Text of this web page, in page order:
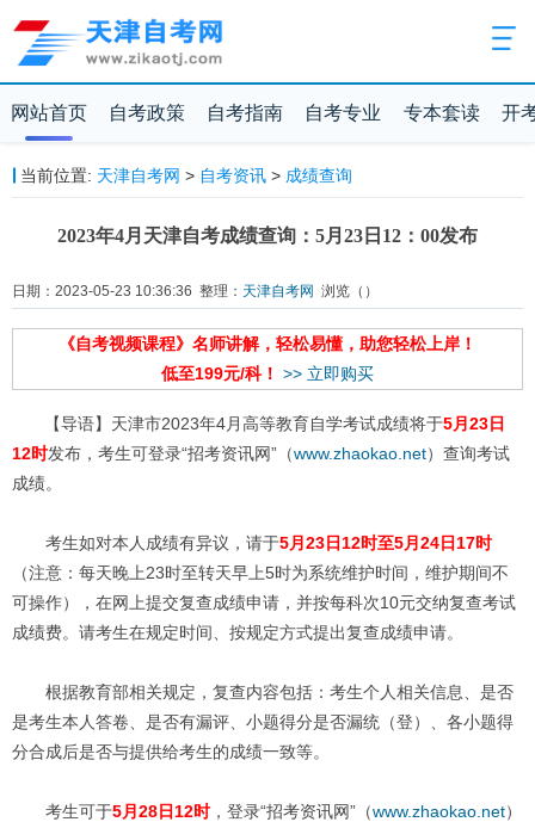
网站首页 自考政策 自考指南 自考专业 专本套读 开
当前位置: 天津自考网 > 自考资讯> 成绩查询
2023年4月天津自考成绩查询：5月23日12：00发布
日期：2023-05-23 10:36:36 整理： 天津自考网 浏览（ ）
《自考视频课程》名师讲解，轻松易懂，助您轻松上岸！
低至199元/科！ >> 立即购买
【导语】天津市2023年4月高等教育自学考试成绩将于5月23日
12时发布，考生可登录“招考资讯网”（www.zhaokao.net）查询考试
成绩。
考生如对本人成绩有异议，请于5月23日12时至5月24日17时
（注意：每天晚上23时至转天早上5时为系统维护时间，维护期间不
可操作），在网上提交复查成绩申请，并按每科次10元交纳复查考试
成绩费。请考生在规定时间、按规定方式提出复查成绩申请。
根据教育部相关规定，复查内容包括：考生个人相关信息、是否
是考生本人答卷、是否有漏评、小题得分是否漏统（登）、各小题得
分合成后是否与提供给考生的成绩一致等。
考生可于5月28日12时，登录“招考资讯网”（www.zhaokao.net）